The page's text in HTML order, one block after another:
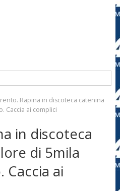
Rapina in discoteca catenina
Caccia ai complici
in discoteca
di 5mila
ai